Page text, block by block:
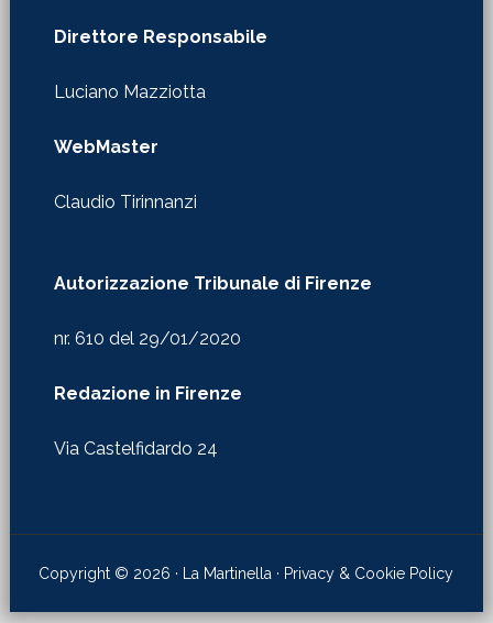
Direttore Responsabile
Luciano Mazziotta
WebMaster
Claudio Tirinnanzi
Autorizzazione Tribunale di Firenze
nr. 610 del 29/01/2020
Redazione in Firenze
Via Castelfidardo 24
Copyright © 2026 · La Martinella · Privacy & Cookie Policy